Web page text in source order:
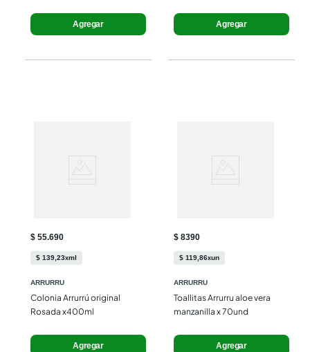
Agregar Agregar
$ 55.690
$ 139 23xml
ARRURRU
Colonia Arrurrú original
Rosada x400ml
Agregar
$ 8390
$ 119 86xun
ARRURRU
Toallitas Arrurru aloe vera
manzanilla x 70und
Agregar